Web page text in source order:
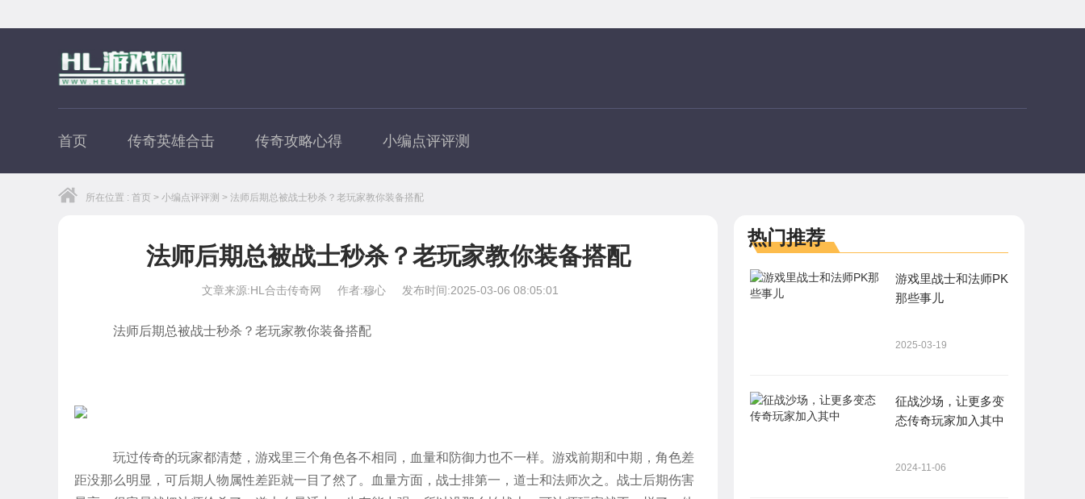
首页 传奇英雄合击 传奇攻略心得 小编点评评测
所在位置 : 首页 > 小编点评评测 > 法师后期总被战士秒杀？老玩家教你装备搭配
法师后期总被战士秒杀？老玩家教你装备搭配
文章来源:HL合击传奇网 作者:穆心 发布时间:2025-03-06 08:05:01
法师后期总被战士秒杀？老玩家教你装备搭配
玩过传奇的玩家都清楚，游戏里三个角色各不相同，血量和防御力也不一样。游戏前期和中期，角色差
距没那么明显，可后期人物属性差距就一目了然了。血量方面，战士排第一，道士和法师次之。战士后期伤害
热门推荐
游戏里战士和法师PK
那些事儿
2025-03-19
征战沙场，让更多变
态传奇玩家加入其中
2024-11-06